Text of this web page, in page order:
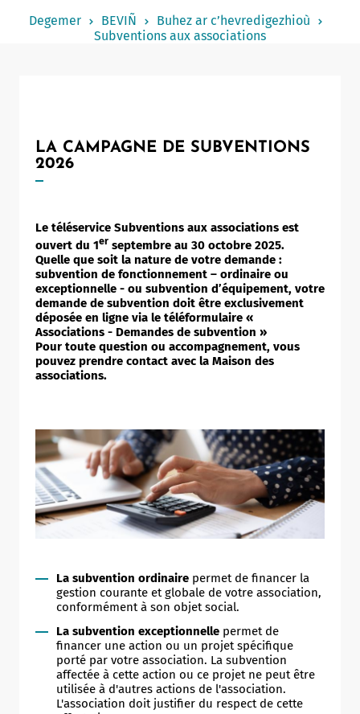
Un commerce
Degemer BEVIÑ
Buhez ar c’hevredigezhioù
Subventions aux associations
LA CAMPAGNE DE SUBVENTIONS
2026
Le téléservice Subventions aux associations est
ouvert du 1er septembre au 30 octobre 2025.
Quelle que soit la nature de votre demande :
subvention de fonctionnement – ordinaire ou
exceptionnelle - ou subvention d’équipement, votre
demande de subvention doit être exclusivement
déposée en ligne via le téléformulaire «
Associations - Demandes de subvention »
Pour toute question ou accompagnement, vous
pouvez prendre contact avec la Maison des
associations.
La subvention ordinaire permet de financer la
gestion courante et globale de votre association,
conformément à son objet social.
La subvention exceptionnelle permet de
financer une action ou un projet spécifique
porté par votre association. La subvention
affectée à cette action ou ce projet ne peut être
utilisée à d'autres actions de l'association.
L'association doit justifier du respect de cette